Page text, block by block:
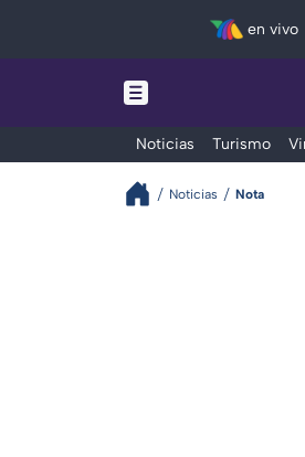
en vivo
Noticias Turismo
Noticias Nota